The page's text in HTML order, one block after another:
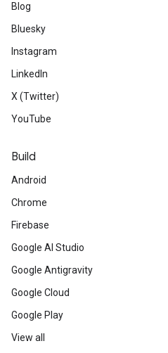
Blog
Bluesky
Instagram
LinkedIn
X (Twitter)
YouTube
Build
Android
Chrome
Firebase
Google AI Studio
Google Antigravity
Google Cloud
Google Play
View all